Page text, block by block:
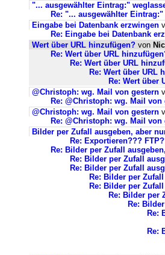
"... ausgewählter Eintrag:"
Re: "... ausgewählter
Eingabe bei Datenbank erzwingen
Re: Eingabe bei Datenbank
Wert über URL hinzufügen? von
Re: Wert über URL
Re: Wert über URL
Re: Wert über URL
Re: Wert über
@Christoph: wg. Mail von gestern
Re: @Christoph: wg. Mail von
@Christoph: wg. Mail von gestern
Re: @Christoph: wg. Mail von
Bilder per Zufall ausgeben, aber
Re: Exportieren???
Re: Bilder per Zufall
Re: Bilder per Zufall
Re: Bilder per Zufall
Re: Bilder per
Re: Bilder per
Re: Bilder per
Re:
Re:
Re: